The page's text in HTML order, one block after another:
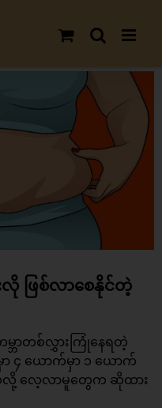
ဖြစ်လာစေနိုင်တဲ့
ဘာတစ်လွှားကြုံနေရတဲ့
ာ ၄ ယောက်မှာ ၁ ယောက်
ယ်လို့ လေ့လာမူတွေက ဆိုထား